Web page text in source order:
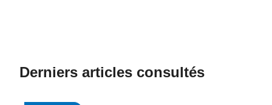
Derniers articles consultés